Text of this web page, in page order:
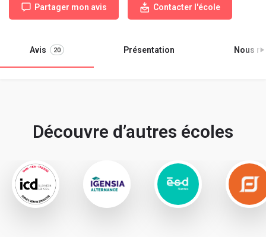
Partager mon avis Contacter l'école
Avis 20 Présentation Nous
Découvre d’autres écoles